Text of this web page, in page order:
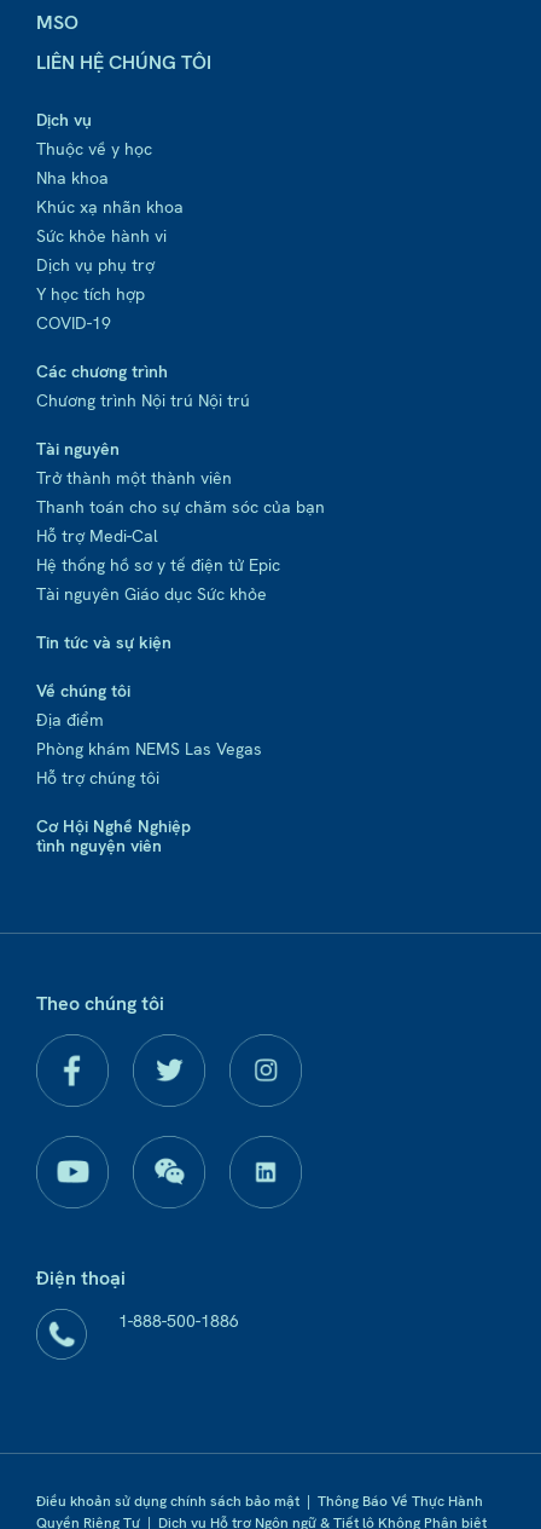
MSO
LIÊN HỆ CHÚNG TÔI
Dịch vụ
Thuộc về y học
Nha khoa
Khúc xạ nhãn khoa
Sức khỏe hành vi
Dịch vụ phụ trợ
Y học tích hợp
COVID-19
Các chương trình
Chương trình Nội trú Nội trú
Tài nguyên
Trở thành một thành viên
Thanh toán cho sự chăm sóc của bạn
Hỗ trợ Medi-Cal
Hệ thống hồ sơ y tế điện tử Epic
Tài nguyên Giáo dục Sức khỏe
Tin tức và sự kiện
Về chúng tôi
Địa điểm
Phòng khám NEMS Las Vegas
Hỗ trợ chúng tôi
Cơ Hội Nghề Nghiệp
tình nguyện viên
Theo chúng tôi
Điện thoại
1-888-500-1886
Điều khoản sử dụng chính sách bảo mật | Thông Báo Về Thực Hành
Quyền Riêng Tư | Dịch vụ Hỗ trợ Ngôn ngữ & Tiết lộ Không Phân biệt